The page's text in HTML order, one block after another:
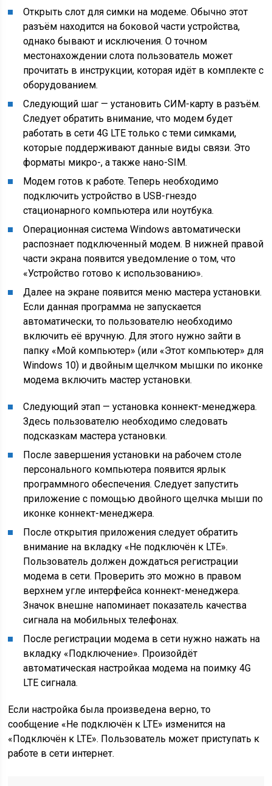
Открыть слот для симки на модеме. Обычно этот
разъём находится на боковой части устройства,
однако бывают и исключения. О точном
местонахождении слота пользователь может
прочитать в инструкции, которая идёт в комплекте с
оборудованием.
Следующий шаг — установить СИМ-карту в разъём.
Следует обратить внимание, что модем будет
работать в сети 4G LTE только с теми симками,
которые поддерживают данные виды связи. Это
форматы микро-, а также нано-SIM.
Модем готов к работе. Теперь необходимо
подключить устройство в USB-гнездо
стационарного компьютера или ноутбука.
Операционная система Windows автоматически
распознает подключенный модем. В нижней правой
части экрана появится уведомление о том, что
«Устройство готово к использованию».
Далее на экране появится меню мастера установки.
Если данная программа не запускается
автоматически, то пользователю необходимо
включить её вручную. Для этого нужно зайти в
папку «Мой компьютер» (или «Этот компьютер» для
Windows 10) и двойным щелчком мышки по иконке
модема включить мастер установки.
Следующий этап — установка коннект-менеджера.
Здесь пользователю необходимо следовать
подсказкам мастера установки.
После завершения установки на рабочем столе
персонального компьютера появится ярлык
программного обеспечения. Следует запустить
приложение с помощью двойного щелчка мыши по
иконке коннект-менеджера.
После открытия приложения следует обратить
внимание на вкладку «Не подключён к LTE».
Пользователь должен дождаться регистрации
модема в сети. Проверить это можно в правом
верхнем угле интерфейса коннект-менеджера.
Значок внешне напоминает показатель качества
сигнала на мобильных телефонах.
После регистрации модема в сети нужно нажать на
вкладку «Подключение». Произойдёт
автоматическая настройкаа модема на поимку 4G
LTE сигнала.
Если настройка была произведена верно, то
сообщение «Не подключён к LTE» изменится на
«Подключён к LTE». Пользователь может приступать к
работе в сети интернет.